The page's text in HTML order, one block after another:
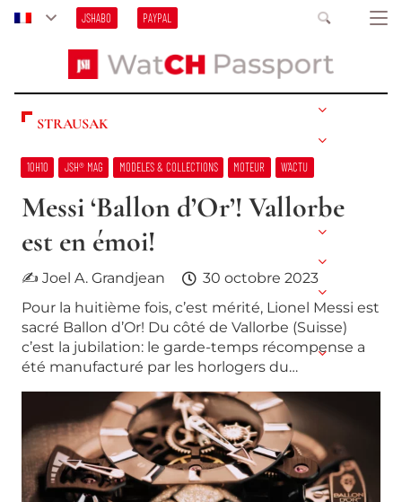
JSHABO PAYPAL
STRAUSAK
10H10 JSH® MAG MODELES & COLLECTIONS MOTEUR W’ACTU
Messi ‘Ballon d’Or’! Vallorbe
est en émoi!
✍ Joel A. Grandjean
30 octobre 2023
Pour la huitième fois, c’est mérité, Lionel Messi est
sacré Ballon d’Or! Du côté de Vallorbe (Suisse)
c’est la jubilation: le garde-temps récompense a
été manufacturé par les horlogers du…